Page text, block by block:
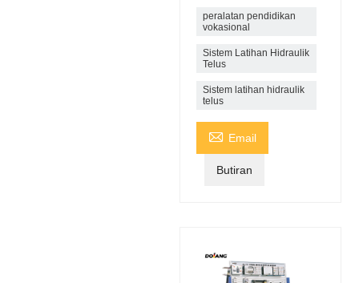
peralatan pendidikan
vokasional
Sistem Latihan Hidraulik
Telus
Sistem latihan hidraulik
telus
 Email
Butiran